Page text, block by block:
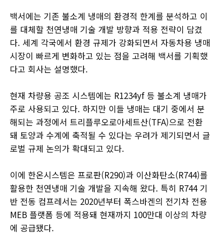
백서에는 기존 불소계 냉매의 환경적 한계를 분석하고 이
를 대체할 천연냉매 기술 개발 방향과 적용 전략이 담겼
다. 세계 각국에서 환경 규제가 강화되면서 자동차용 냉매
시장이 빠르게 변화하고 있는 점을 고려해 백서를 기획했
다고 회사는 설명했다.
현재 차량용 공조 시스템에는 R1234yf 등 불소계 냉매가
주로 사용되고 있다. 하지만 이들 냉매는 대기 중에서 분
해되는 과정에서 트리플루오로아세트산(TFA)으로 전환
돼 토양과 수계에 축적될 수 있다는 우려가 제기되면서 글
로벌 규제 논의가 확대되고 있다.
이에 한온시스템은 프로판(R290)과 이산화탄소(R744)를
활용한 천연냉매 기술 개발을 지속해 왔다. 특히 R744 기
반 전동 컴프레서는 2020년부터 폭스바겐의 전기차 전용
MEB 플랫폼 등에 적용돼 현재까지 100만대 이상의 차량
에 공급됐다.